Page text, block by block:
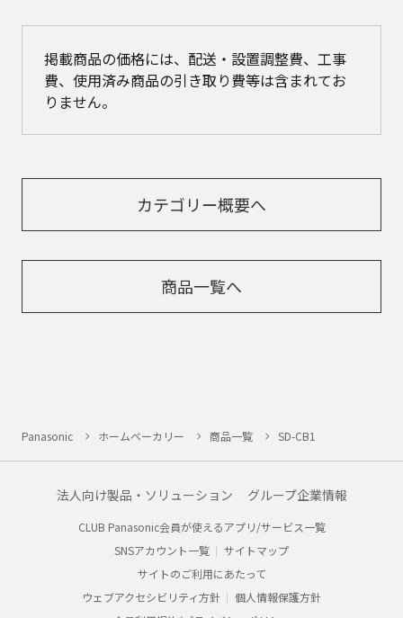
掲載商品の価格には、配送・設置調整費、工事
費、使用済み商品の引き取り費等は含まれてお
りません。
カテゴリー概要へ
商品一覧へ
Panasonic ホームベーカリー 商品一覧 SD-CB1
法人向け製品・ソリューション グループ企業情報
CLUB Panasonic会員が使えるアプリ/サービス一覧
SNSアカウント一覧
サイトマップ
サイトのご利用にあたって
ウェブアクセシビリティ方針
個人情報保護方針